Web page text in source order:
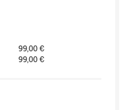
99,00 €
99,00 €